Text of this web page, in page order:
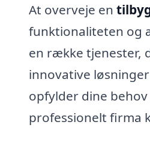
At overveje en
funktionaliteten og
en række tjenester,
innovative
opfylder dine
professionelt firma